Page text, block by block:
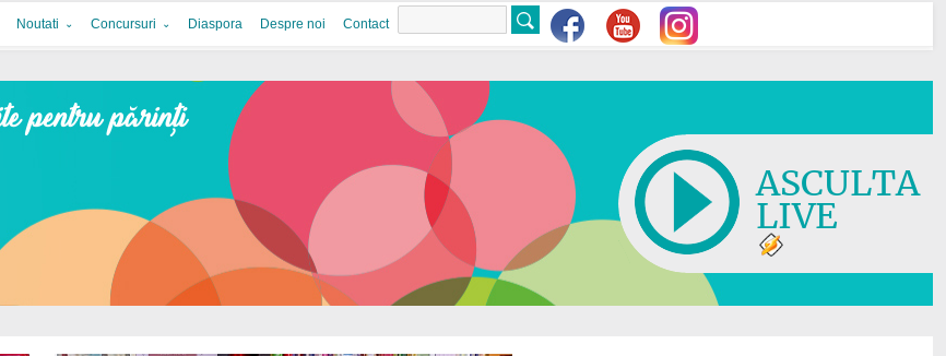
Noutati Concursuri Diaspora Despre noi Contact
ASCULTA
LIVE